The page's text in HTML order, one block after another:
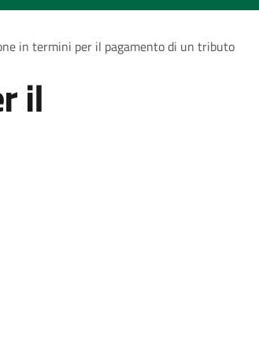
in termini per il pagamento di un tributo
il